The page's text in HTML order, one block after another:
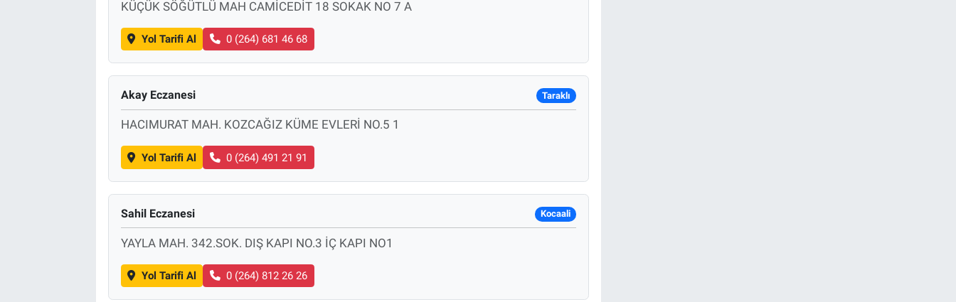
KÜÇÜK SÖĞÜTLÜ MAH CAMİCEDİT 18 SOKAK NO 7 A
Yol Tarifi Al 0 (264) 681 46 68
Akay Eczanesi Taraklı
HACIMURAT MAH. KOZCAĞIZ KÜME EVLERİ NO.5 1
Yol Tarifi Al 0 (264) 491 21 91
Sahil Eczanesi Kocaali
YAYLA MAH. 342.SOK. DIŞ KAPI NO.3 İÇ KAPI NO1
Yol Tarifi Al 0 (264) 812 26 26